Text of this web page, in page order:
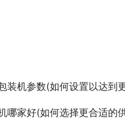
机参数(如何设置以达到更佳
哪家好(如何选择更合适的